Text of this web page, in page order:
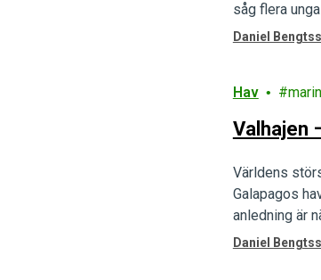
såg flera
Daniel
Hav
Valhajen
Världens
Galapagos
anledning är
Daniel